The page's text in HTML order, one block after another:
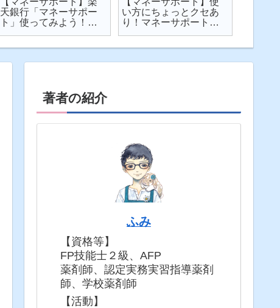
天銀行「マネーサポー
ト」使ってみよう！
い方にちょっとクセあ
り！マネーサポートの
著者の紹介
ふみ
【資格等】
FP技能士２級、AFP
薬剤師、認定実務実習指導薬剤
師、学校薬剤師
【活動】